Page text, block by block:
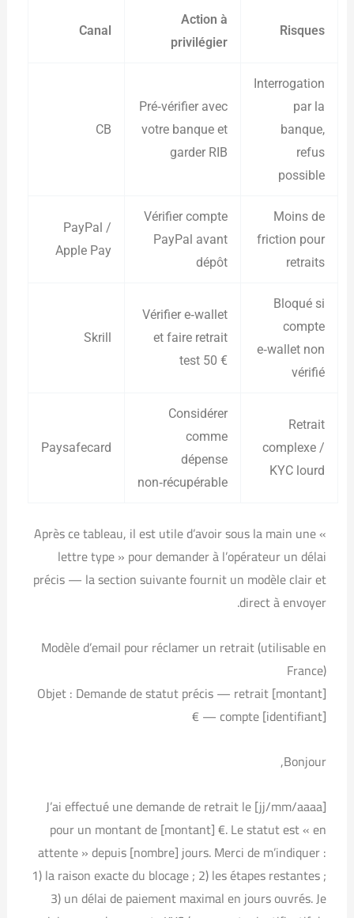
Canal
Action à
privilégier
Risques
CB
Pré‑vérifier avec
votre banque et
garder RIB
Interrogation
par la
banque,
refus
possible
PayPal /
Apple Pay
Vérifier compte
PayPal avant
dépôt
Moins de
friction pour
retraits
Skrill
Vérifier e‑wallet
et faire retrait
test 50 €
Bloqué si
compte
e‑wallet non
vérifié
Paysafecard
Considérer
comme
dépense
non‑récupérable
Retrait
complexe /
KYC lourd
Après ce tableau, il est utile d’avoir sous la main une «
lettre type » pour demander à l’opérateur un délai
précis — la section suivante fournit un modèle clair et
direct à envoyer.
Modèle d’email pour réclamer un retrait (utilisable en
France)
Objet : Demande de statut précis — retrait [montant]
€ — compte [identifiant]
Bonjour,
J’ai effectué une demande de retrait le [jj/mm/aaaa]
pour un montant de [montant] €. Le statut est « en
attente » depuis [nombre] jours. Merci de m’indiquer :
1) la raison exacte du blocage ; 2) les étapes restantes ;
3) un délai de paiement maximal en jours ouvrés. Je